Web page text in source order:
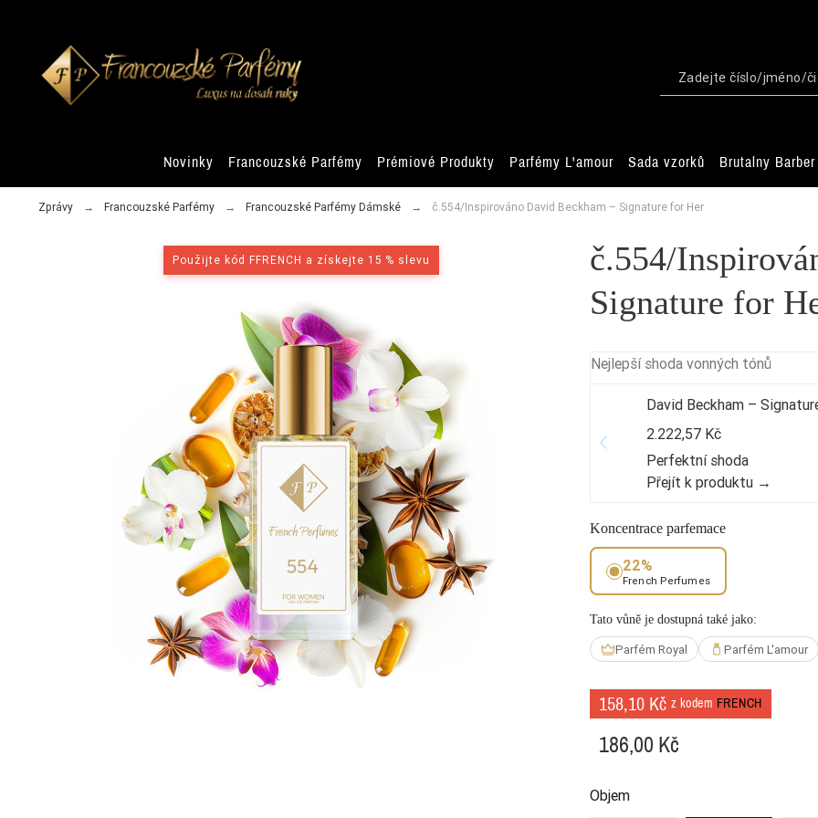
Novinky Francouzské Parfémy Prémiové Produkty Parfémy L'amour Sada vzorků Brutalny Barber
Zprávy Francouzské Parfémy Francouzské Parfémy Dámské č.554/Inspirováno David Beckham – Signature for Her
Použijte kód FFRENCH a získejte 15 % slevu
č.554/
Signature for
Nejlepší shoda vonných tónů
David Beckham –
2.222,57 Kč
Perfektní shoda
Přejít k produktu →
Koncentrace parfemace
22%
French Perfumes
Tato vůně je dostupná také jako:
Parfém Royal Parfém L'amour
158,10 Kč z kodem FRENCH
186,00 Kč
Objem